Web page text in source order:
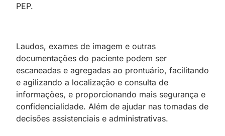
PEP.
Laudos, exames de imagem e outras
documentações do paciente podem ser
escaneadas e agregadas ao prontuário, facilitando
e agilizando a localização e consulta de
informações, e proporcionando mais segurança e
confidencialidade. Além de ajudar nas tomadas de
decisões assistenciais e administrativas.